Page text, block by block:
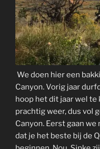
We doen hier een
Canyon. Vorig jaar
hoop het dit jaar wel te
prachtig weer, dus vol
Canyon. Eerst gaan
dat je het beste bij de